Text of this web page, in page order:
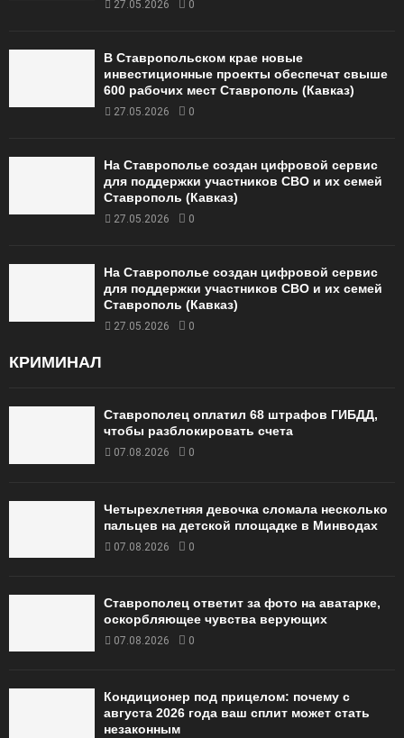
27.05.2026 0
В Ставропольском крае новые
инвестиционные проекты обеспечат свыше
600 рабочих мест Ставрополь (Кавказ)
27.05.2026 0
На Ставрополье создан цифровой сервис
для поддержки участников СВО и их семей
Ставрополь (Кавказ)
27.05.2026 0
На Ставрополье создан цифровой сервис
для поддержки участников СВО и их семей
Ставрополь (Кавказ)
27.05.2026 0
КРИМИНАЛ
Ставрополец оплатил 68 штрафов ГИБДД,
чтобы разблокировать счета
07.08.2026 0
Четырехлетняя девочка сломала несколько
пальцев на детской площадке в Минводах
07.08.2026 0
Ставрополец ответит за фото на аватарке,
оскорбляющее чувства верующих
07.08.2026 0
Кондиционер под прицелом: почему с
августа 2026 года ваш сплит может стать
незаконным